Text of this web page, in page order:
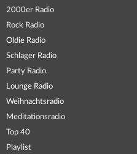
2000er Radio
Rock Radio
Oldie Radio
Schlager Radio
Party Radio
Lounge Radio
Weihnachtsradio
Meditationsradio
Top 40
Playlist